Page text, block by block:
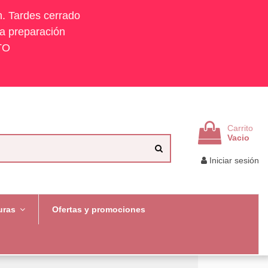
Tardes cerrado
preparación
Carrito
Vacio
Iniciar sesión
Ofertas y promociones